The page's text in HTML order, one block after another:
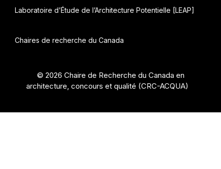
Laboratoire d’Étude de l’Architecture Potentielle [LEAP]
Chaires de recherche du Canada
© 2026 Chaire de Recherche du Canada en
architecture, concours et qualité (CRC-ACQUA)